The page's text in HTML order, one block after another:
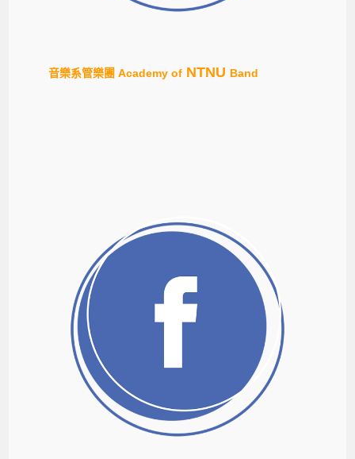
音樂系管樂團Academy of NTNU Band